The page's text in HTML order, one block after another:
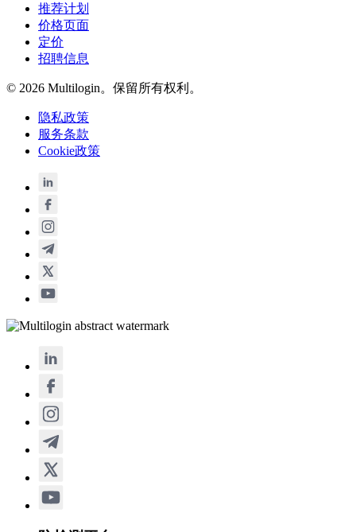
推荐计划
价格页面
定价
招聘信息
© 2026 Multilogin。保留所有权利。
隐私政策
服务条款
Cookie政策